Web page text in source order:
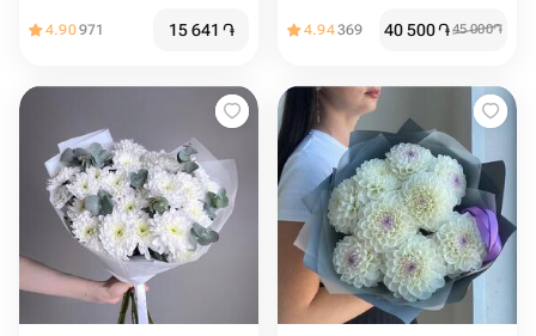
4.90971 15 641 ֏ 4.94369 40 500֏45 000֏